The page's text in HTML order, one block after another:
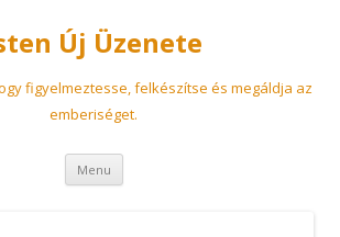
Új Üzenete
figyelmeztesse, felkészítse és megáldja az
emberiséget.
Menu Skip
content